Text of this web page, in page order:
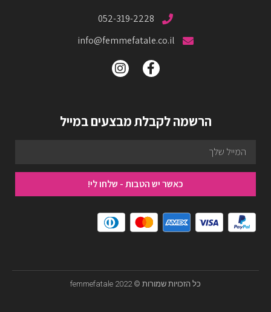
052-319-2228
info@femmefatale.co.il
הרשמה לקבלת מבצעים במייל
כאשר יש הטבות - שלחו לי!
כל הזכויות שמורות © femmefatale 2022